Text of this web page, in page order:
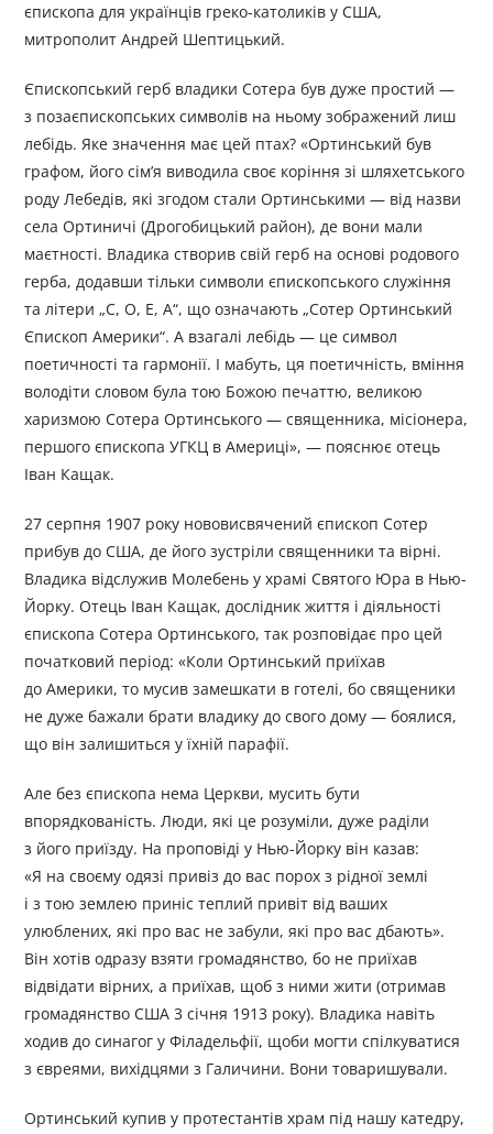
єпископа для українців греко-католиків у США,
митрополит Андрей Шептицький.
Єпископський герб владики Сотера був дуже простий —
з позаєпископських символів на ньому зображений лиш
лебідь. Яке значення має цей птах? «Ортинський був
графом, його сім’я виводила своє коріння зі шляхетського
роду Лебедів, які згодом стали Ортинськими — від назви
села Ортиничі (Дрогобицький район), де вони мали
маєтності. Владика створив свій герб на основі родового
герба, додавши тільки символи єпископського служіння
та літери „С, О, Е, А“, що означають „Сотер Ортинський
Єпископ Америки“. А взагалі лебідь — це символ
поетичності та гармонії. І мабуть, ця поетичність, вміння
володіти словом була тою Божою печаттю, великою
харизмою Сотера Ортинського — священника, місіонера,
першого єпископа УГКЦ в Америці», — пояснює отець
Іван Кащак.
27 серпня 1907 року нововисвячений єпископ Сотер
прибув до США, де його зустріли священники та вірні.
Владика відслужив Молебень у храмі Святого Юра в Нью-
Йорку. Отець Іван Кащак, дослідник життя і діяльності
єпископа Сотера Ортинського, так розповідає про цей
початковий період: «Коли Ортинський приїхав
до Америки, то мусив замешкати в готелі, бо священики
не дуже бажали брати владику до свого дому — боялися,
що він залишиться у їхній парафії.
Але без єпископа нема Церкви, мусить бути
впорядкованість. Люди, які це розуміли, дуже раділи
з його приїзду. На проповіді у Нью-Йорку він казав:
«Я на своєму одязі привіз до вас порох з рідної землі
і з тою землею приніс теплий привіт від ваших
улюблених, які про вас не забули, які про вас дбають».
Він хотів одразу взяти громадянство, бо не приїхав
відвідати вірних, а приїхав, щоб з ними жити (отримав
громадянство США 3 січня 1913 року). Владика навіть
ходив до синагог у Філадельфії, щоби могти спілкуватися
з євреями, вихідцями з Галичини. Вони товаришували.
Ортинський купив у протестантів храм під нашу катедру,